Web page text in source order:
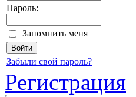
Пароль:
Запомнить меня
Забыли свой пароль?
Регистрация